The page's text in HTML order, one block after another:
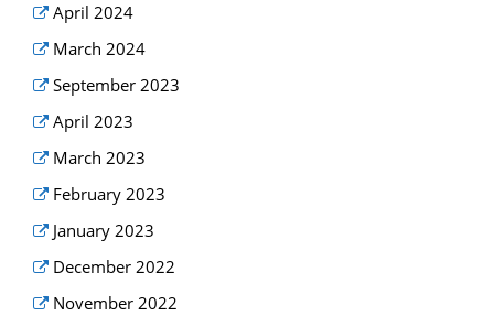
April 2024
March 2024
September 2023
April 2023
March 2023
February 2023
January 2023
December 2022
November 2022